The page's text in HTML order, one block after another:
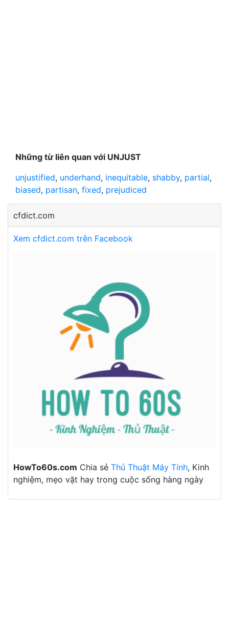
Những từ liên quan với UNJUST
unjustified, underhand, inequitable, shabby, partial,
biased, partisan, fixed, prejudiced
cfdict.com
Xem cfdict.com trên Facebook
HowTo60s.com Chia sẻ Thủ Thuật Máy Tính, Kinh
nghiệm, mẹo vặt hay trong cuộc sống hàng ngày